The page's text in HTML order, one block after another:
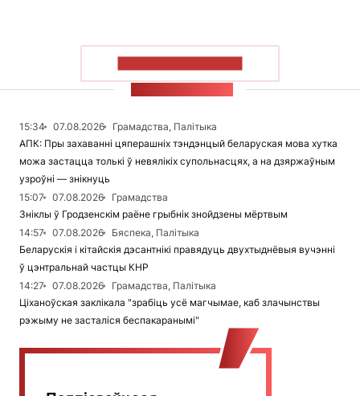
15:34 07.08.2026
Грамадства, Палітыка
АПК: Пры захаванні цяперашніх тэндэнцый беларуская мова хутка
можа застацца толькі ў невялікіх супольнасцях, а на дзяржаўным
узроўні — знікнуць
15:07
07.08.2026
Грамадства
Зніклы ў Гродзенскім раёне грыбнік знойдзены мёртвым
14:57
07.08.2026
Бяспека, Палітыка
Беларускія і кітайскія дэсантнікі правядуць двухтыднёвыя вучэнні
ў цэнтральнай частцы КНР
14:27
07.08.2026
Грамадства, Палітыка
Ціханоўская заклікала "зрабіць усё магчымае, каб злачынствы
рэжыму не засталіся беспакаранымі"